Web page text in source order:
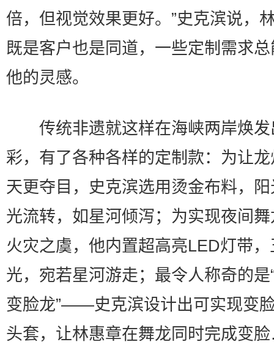
倍，但视觉效果更好。”史克滨说，
既是客户也是同道，一些定制需求
他的灵感。
传统非遗就这样在海峡两岸焕发
彩，有了各种各样的定制款：为让
天更夺目，史克滨选用烫金布料，
光流转，如星河倾泻；为实现夜间
火灾之虞，他内置超高亮LED灯带
光，宛若星河游走；最令人称奇的是
变脸龙”——史克滨设计出可实现变
头套，让林惠章在舞龙同时完成变